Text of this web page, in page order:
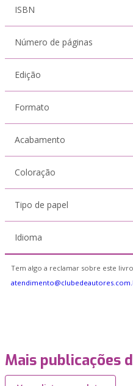
ISBN
Número de páginas
Edição
Formato
Acabamento
Coloração
Tipo de papel
Idioma
Tem algo a reclamar sobre este
Mais publicações